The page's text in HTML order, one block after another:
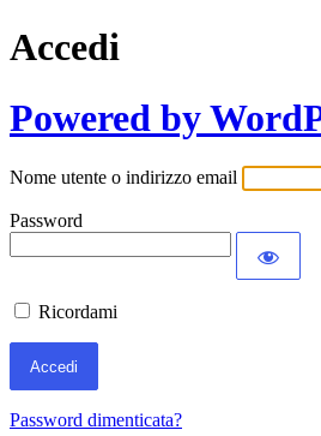
Accedi
Powered by
Nome utente o indirizzo email
Password
Ricordami
Password dimenticata?